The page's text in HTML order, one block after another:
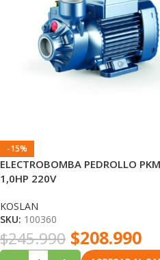
-15%
ELECTROBOMBA PEDROLLO
1,0HP 220V
KOSLAN
SKU: 100360
$245.990 $208.990